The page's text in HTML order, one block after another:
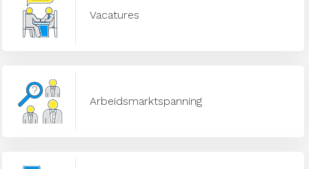
Vacatures
Arbeidsmarktspanning